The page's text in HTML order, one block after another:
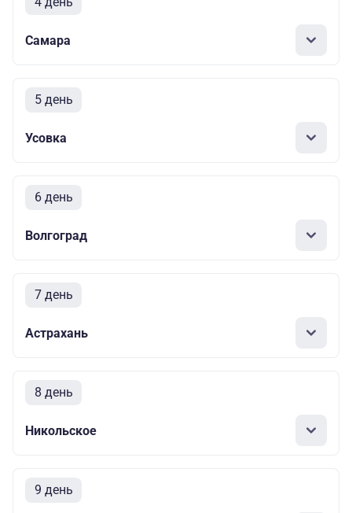
Самара
5 день
Усовка
6 день
Волгоград
7 день
Астрахань
8 день
Никольское
9 день